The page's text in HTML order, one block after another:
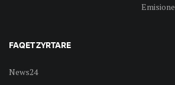
Emisione
FAQET ZYRTARE
News24